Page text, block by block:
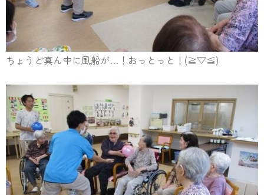
ちょうど真ん中に風船が…！おっとっと！(≧▽≦)